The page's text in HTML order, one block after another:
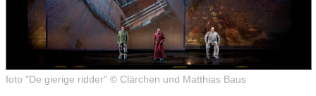
foto "De gierige ridder" © Clärchen und Matthias Baus